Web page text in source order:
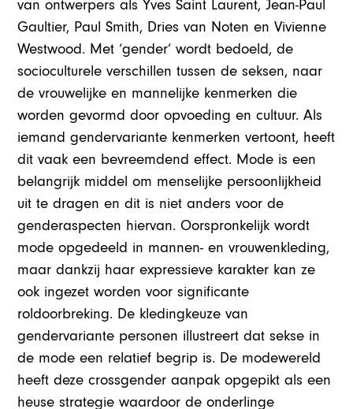
van ontwerpers als Yves Saint Laurent, Jean-Paul
Gaultier, Paul Smith, Dries van Noten en Vivienne
Westwood. Met ‘gender’ wordt bedoeld, de
socioculturele verschillen tussen de seksen, naar
de vrouwelijke en mannelijke kenmerken die
worden gevormd door opvoeding en cultuur. Als
iemand gendervariante kenmerken vertoont, heeft
dit vaak een bevreemdend effect. Mode is een
belangrijk middel om menselijke persoonlijkheid
uit te dragen en dit is niet anders voor de
genderaspecten hiervan. Oorspronkelijk wordt
mode opgedeeld in mannen- en vrouwenkleding,
maar dankzij haar expressieve karakter kan ze
ook ingezet worden voor significante
roldoorbreking. De kledingkeuze van
gendervariante personen illustreert dat sekse in
de mode een relatief begrip is. De modewereld
heeft deze crossgender aanpak opgepikt als een
heuse strategie waardoor de onderlinge